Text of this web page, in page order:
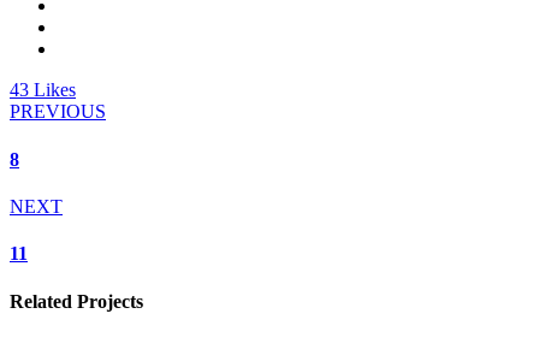
43 Likes
PREVIOUS
8
NEXT
11
Related Projects